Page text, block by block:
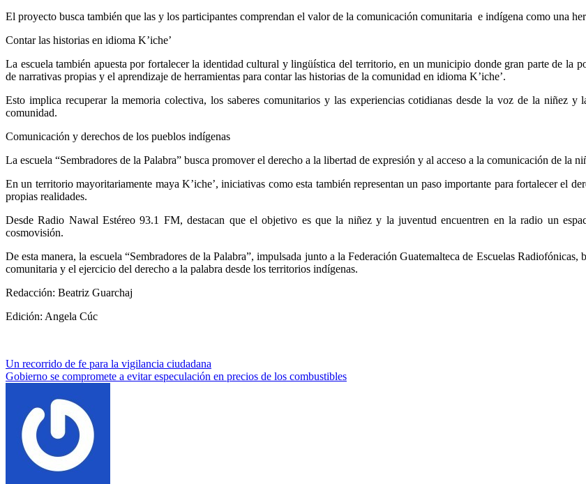
El proyecto busca también que las y los participantes comprendan el valor de la comunicación comunitaria e indígena como una
Contar las historias en idioma K’iche’
La escuela también apuesta por fortalecer la identidad cultural y lingüística del territorio, en un municipio donde gran parte de la
de narrativas propias y el aprendizaje de herramientas para contar las historias de la comunidad en idioma K’iche’.
Esto implica recuperar la memoria colectiva, los saberes comunitarios y las experiencias cotidianas desde la voz de la niñez
comunidad.
Comunicación y derechos de los pueblos indígenas
La escuela “Sembradores de la Palabra” busca promover el derecho a la libertad de expresión y al acceso a la comunicación de la
En un territorio mayoritariamente maya K’iche’, iniciativas como esta también representan un paso importante para fortalecer el
propias realidades.
Desde Radio Nawal Estéreo 93.1 FM, destacan que el objetivo es que la niñez y la juventud encuentren en la radio un
cosmovisión.
De esta manera, la escuela “Sembradores de la Palabra”, impulsada junto a la Federación Guatemalteca de Escuelas
comunitaria y el ejercicio del derecho a la palabra desde los territorios indígenas.
Redacción: Beatriz Guarchaj
Edición: Angela Cúc
Navegación
de
entradas
Un recorrido de fe para la vigilancia ciudadana
Gobierno se compromete a evitar especulación en precios de los combustibles